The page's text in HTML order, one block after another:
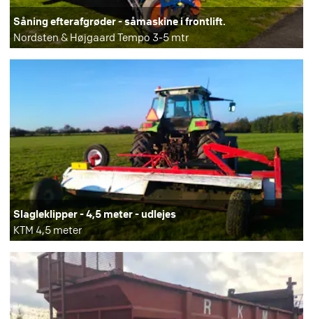
Såning efterafgrøder - såmaskine i frontlift.
Nordsten & Højgaard Tempo 3-5 mtr
Slagleklipper - 4,5 meter - udlejes
KTM 4,5 meter